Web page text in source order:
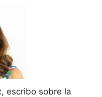
, escribo sobre la